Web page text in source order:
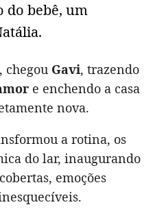
do bebê, um
, chegou Gavi, trazendo
e enchendo a casa
nova.
a rotina, os
do lar, inaugurando
emoções